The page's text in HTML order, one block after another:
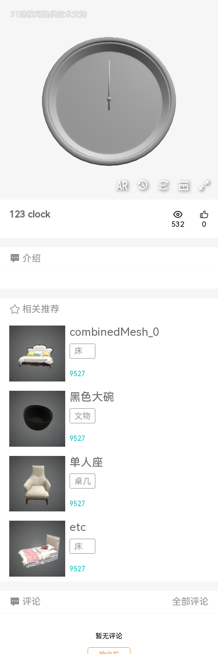
1688
123 clock
532 0
介绍
相关推荐
combinedMesh_0
床
9527
黑色大碗
文物
9527
单人座
桌几
9527
etc
床
9527
评论 全部评论
暂无评论